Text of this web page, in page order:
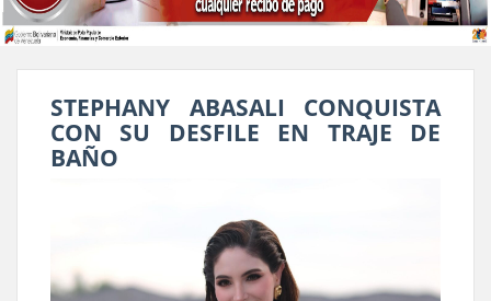
STEPHANY ABASALI CONQUISTA
CON SU DESFILE EN TRAJE DE
BAÑO